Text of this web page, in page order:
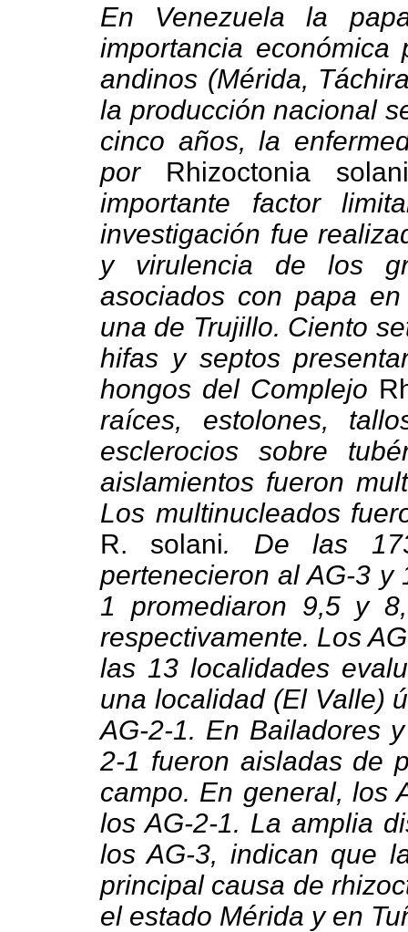
En Venezuela la
importancia económica
andinos (Mérida,
la producción nacional
cinco años, la
por Rhizoctonia solani
importante factor
investigación fue
y virulencia de los
asociados con papa
una de Trujillo. Ciento
hifas y septos
hongos del Complejo
raíces, estolones,
esclerocios sobre
aislamientos fueron
Los multinucleados
R. solani. De las
pertenecieron al AG-3 y
1 promediaron 9,5 y
respectivamente. Los
las 13 localidades
una localidad (El Valle)
AG-2-1. En Bailadores
2-1 fueron aisladas de
campo. En general, los
los AG-2-1. La amplia
los AG-3, indican que
principal causa de
el estado Mérida y en